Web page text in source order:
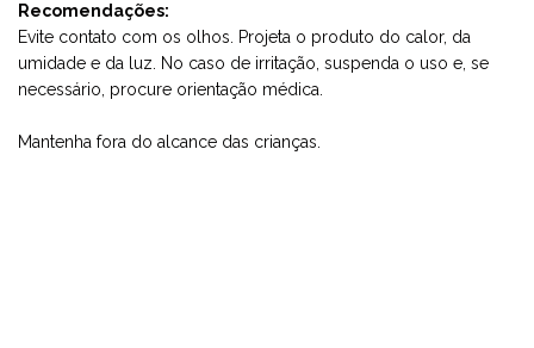
Recomendações:
Evite contato com os olhos. Projeta o produto do calor, da
umidade e da luz. No caso de irritação, suspenda o uso e, se
necessário, procure orientação médica.
Mantenha fora do alcance das crianças.